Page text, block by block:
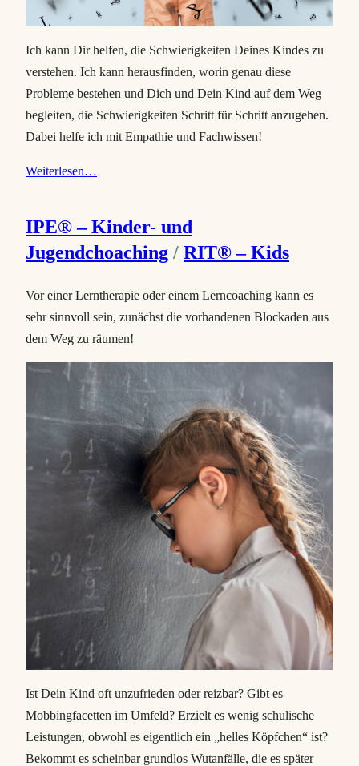
Ich kann Dir helfen, die Schwierigkeiten Deines Kindes zu
verstehen. Ich kann herausfinden, worin genau diese
Probleme bestehen und Dich und Dein Kind auf dem Weg
begleiten, die Schwierigkeiten Schritt für Schritt anzugehen.
Dabei helfe ich mit Empathie und Fachwissen!
Weiterlesen…
IPE® – Kinder- und
Jugendchoaching / RIT® – Kids
Vor einer Lerntherapie oder einem Lerncoaching kann es
sehr sinnvoll sein, zunächst die vorhandenen Blockaden aus
dem Weg zu räumen!
Ist Dein Kind oft unzufrieden oder reizbar? Gibt es
Mobbingfacetten im Umfeld? Erzielt es wenig schulische
Leistungen, obwohl es eigentlich ein „helles Köpfchen“ ist?
Bekommt es scheinbar grundlos Wutanfälle, die es später